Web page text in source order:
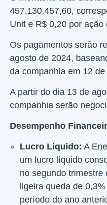
457.130.457,60,
Unit e R$ 0,20 por
Os pagamentos serão
agosto de 2024,
da companhia em 12
A partir do dia 13 de
companhia serão
Desempenho
Lucro Líquido: A
um lucro líquido
no segundo trimestre
ligeira queda de
período do ano